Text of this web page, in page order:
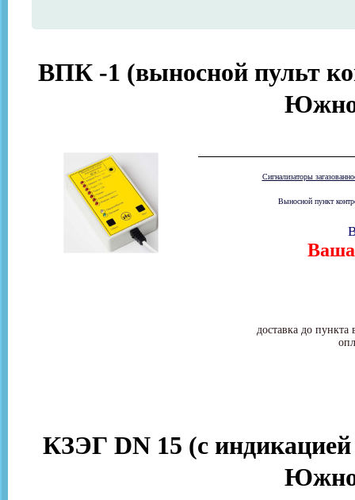
ВПК -1 (выносной пульт
Сигнализаторы
Выносной пункт
Ваша
доставка до
КЗЭГ DN 15 (с